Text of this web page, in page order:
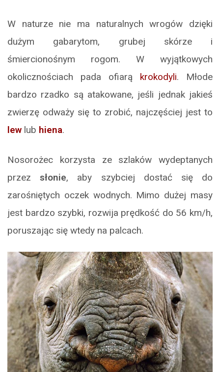
W naturze nie ma naturalnych wrogów dzięki
dużym gabarytom, grubej skórze i
śmiercionośnym rogom. W wyjątkowych
okolicznościach pada ofiarą krokodyli. Młode
bardzo rzadko są atakowane, jeśli jednak jakieś
zwierzę odważy się to zrobić, najczęściej jest to
lew lub hiena.
Nosorożec korzysta ze szlaków wydeptanych
przezsłonie, aby szybciej dostać się do
zarośniętych oczek wodnych. Mimo dużej masy
jest bardzo szybki, rozwija prędkość do 56 km/h,
poruszając się wtedy na palcach.